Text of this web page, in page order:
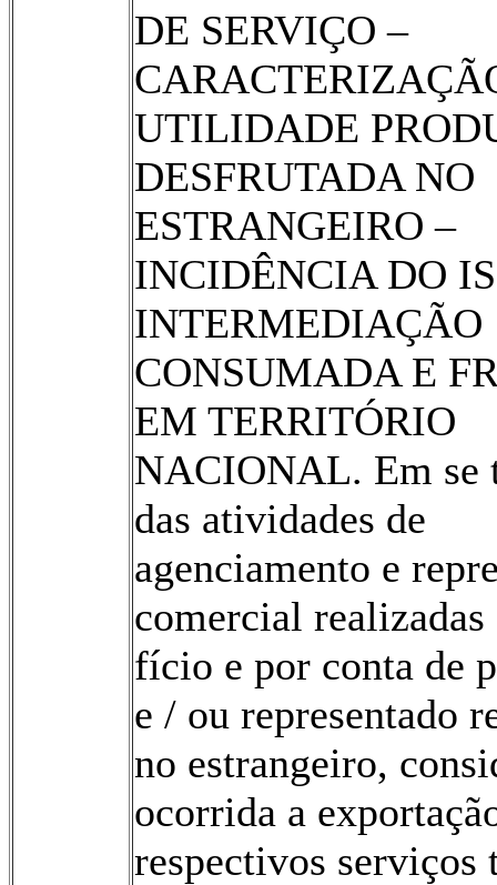
DE SERVIÇO –
UTILIDADE
DESFRUTADA NO
ESTRANGEIRO –
INCIDÊNCIA DO
INTERMEDIAÇÃO
CONSUMADA E
EM TERRITÓRIO
NACIONAL. Em se
das atividades de
agenciamento e
comercial realizadas
fício e por conta de
e / ou representado
no estrangeiro,
ocorrida a
respectivos serviços